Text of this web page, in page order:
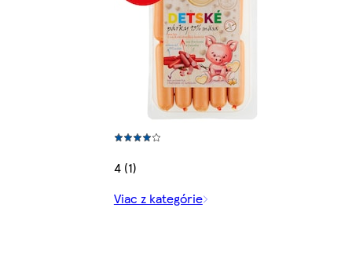
4 (1)
Viac z kategórie